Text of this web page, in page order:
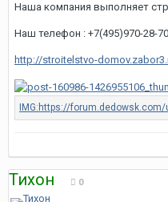
Наша компания выполняет
Наш телефон : +7(495)970-28-70
http://stroitelstvo-
Тихон 0